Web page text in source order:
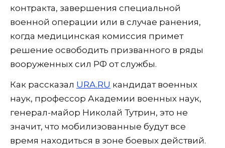
контракта, завершения специальной
военной операции или в случае ранения,
когда медицинская комиссия примет
решение освободить призванного в ряды
вооруженных сил РФ от службы.
Как рассказал URA.RU кандидат военных
наук, профессор Академии военных наук,
генерал-майор Николай Тутрин, это не
значит, что мобилизованные будут все
время находиться в зоне боевых действий.